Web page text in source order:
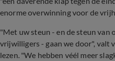
enorme overwinning voor de
"Met uw steun - en de steun van
vrijwilligers - gaan we door", valt
lezen. "We hebben véél meer